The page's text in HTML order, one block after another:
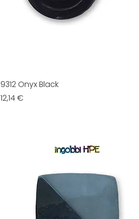
9312 Onyx Black
Prezzo
12,14 €